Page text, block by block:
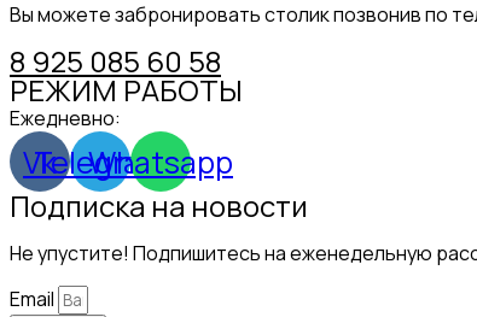
Вы можете забронировать столик позвонив по
8 925 085 60 58
РЕЖИМ РАБОТЫ
Ежедневно:
Vk
Telegram
Whatsapp
Подписка на новости
Не упустите! Подпишитесь на еженедельную
Email